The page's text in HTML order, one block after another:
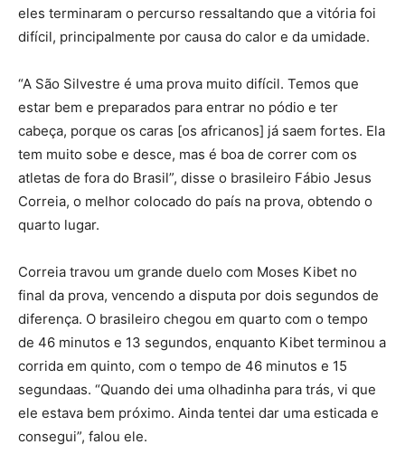
eles terminaram o percurso ressaltando que a vitória foi
difícil, principalmente por causa do calor e da umidade.
“A São Silvestre é uma prova muito difícil. Temos que
estar bem e preparados para entrar no pódio e ter
cabeça, porque os caras [os africanos] já saem fortes. Ela
tem muito sobe e desce, mas é boa de correr com os
atletas de fora do Brasil”, disse o brasileiro Fábio Jesus
Correia, o melhor colocado do país na prova, obtendo o
quarto lugar.
Correia travou um grande duelo com Moses Kibet no
final da prova, vencendo a disputa por dois segundos de
diferença. O brasileiro chegou em quarto com o tempo
de 46 minutos e 13 segundos, enquanto Kibet terminou a
corrida em quinto, com o tempo de 46 minutos e 15
segundaas. “Quando dei uma olhadinha para trás, vi que
ele estava bem próximo. Ainda tentei dar uma esticada e
consegui”, falou ele.